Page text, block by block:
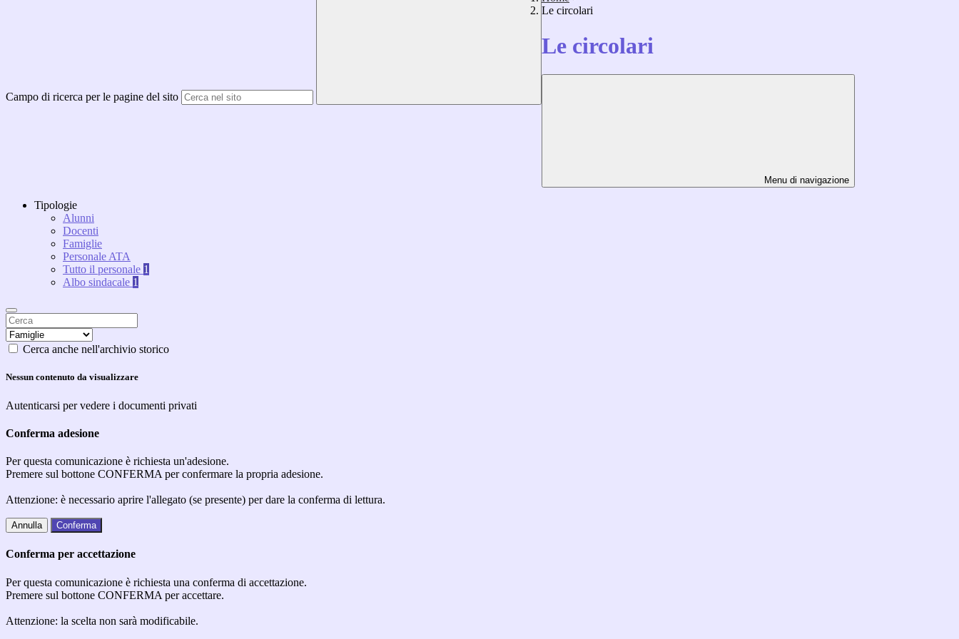
Campo di ricerca per le pagine del sito
Le circolari
Le circolari
Menu di navigazione
Tipologie
Alunni
Docenti
Famiglie
Personale ATA
Tutto il personale 1
Albo sindacale 1
Cerca anche nell'archivio storico
Nessun contenuto da visualizzare
Autenticarsi per vedere i documenti privati
Conferma adesione
Per questa comunicazione è richiesta un'adesione.
Premere sul bottone CONFERMA per confermare la propria adesione.
Attenzione: è necessario aprire l'allegato (se presente) per dare la conferma di lettura.
Annulla Conferma
Conferma per accettazione
Per questa comunicazione è richiesta una conferma di accettazione.
Premere sul bottone CONFERMA per accettare.
Attenzione: la scelta non sarà modificabile.